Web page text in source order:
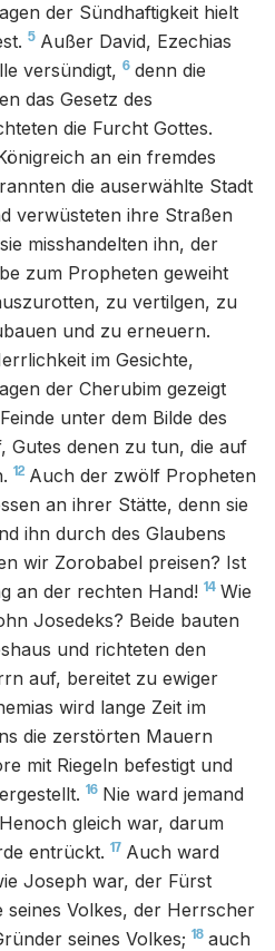
der Sündhaftigkeit hielt
5 Außer David, Ezechias
versündigt, 6 denn die
das Gesetz des
die Furcht Gottes.
an ein fremdes
die auserwählte Stadt
verwüsteten ihre Straßen
misshandelten ihn, der
zum Propheten geweiht
zu vertilgen, zu
und zu erneuern.
im Gesichte,
der Cherubim gezeigt
unter dem Bilde des
Gutes denen zu tun, die auf
12 Auch der zwölf Propheten
an ihrer Stätte, denn sie
ihn durch des Glaubens
wir Zorobabel preisen? Ist
an der rechten Hand! 14 Wie
Josedeks? Beide bauten
und richteten den
auf, bereitet zu ewiger
wird lange Zeit im
die zerstörten Mauern
mit Riegeln befestigt und
16 Nie ward jemand
gleich war, darum
entrückt. 17 Auch ward
Joseph war, der Fürst
seines Volkes, der Herrscher
seines Volkes; 18 auch